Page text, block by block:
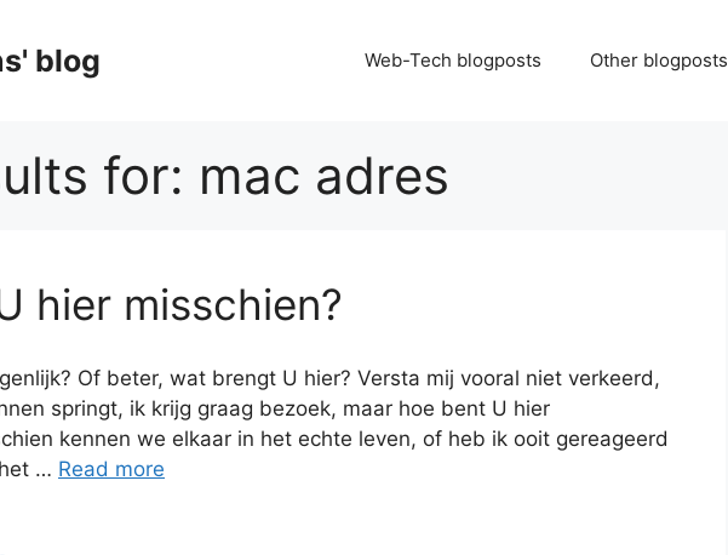
blog Web-Tech blogposts Other blogposts
for: mac adres
hier misschien?
Of beter, wat brengt U hier? Versta mij vooral niet verkeerd,
springt, ik krijg graag bezoek, maar hoe bent U hier
kennen we elkaar in het echte leven, of heb ik ooit gereageerd
… Read more